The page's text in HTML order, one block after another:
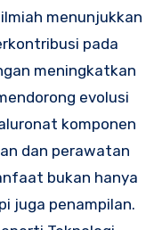
menunjukkan
pada
meningkatkan
evolusi
komponen
dan perawatan
bukan hanya
juga penampilan.